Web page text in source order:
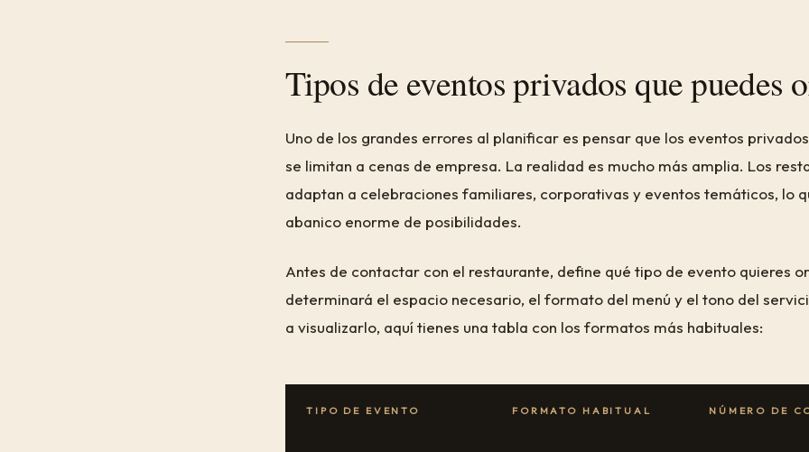
Tipos de eventos privados que puedes
Uno de los grandes errores al planificar es pensar que los eventos
se limitan a cenas de empresa. La realidad es mucho más amplia. Los
adaptan a celebraciones familiares, corporativas y eventos temáticos, lo
abanico enorme de posibilidades.
Antes de contactar con el restaurante, define qué tipo de evento quieres
determinará el espacio necesario, el formato del menú y el tono del
a visualizarlo, aquí tienes una tabla con los formatos más habituales:
TIPO DE EVENTO FORMATO HABITUAL NÚMERO DE